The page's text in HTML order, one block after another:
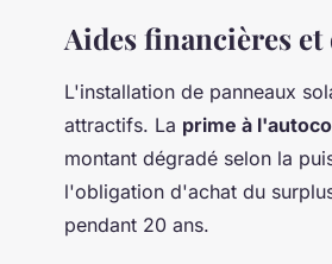
Aides financières
L'installation de panneaux
attractifs. La prime à
montant dégradé selon la
l'obligation d'achat du
pendant 20 ans.